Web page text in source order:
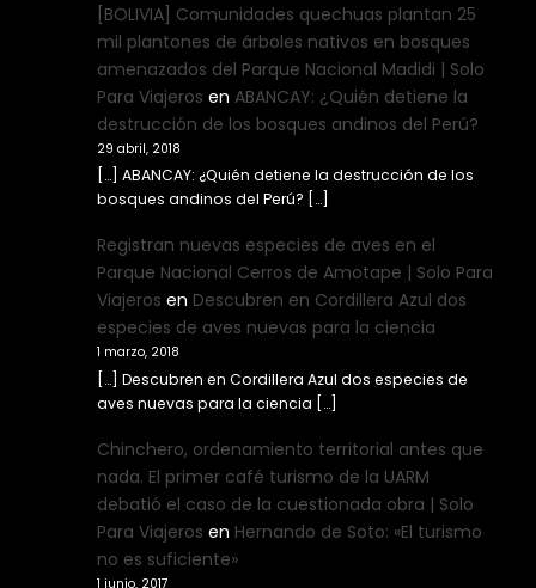
[BOLIVIA] Comunidades quechuas plantan 25
mil plantones de árboles nativos en bosques
amenazados del Parque Nacional Madidi | Solo
Para Viajeros en ABANCAY: ¿Quién detiene la
destrucción de los bosques andinos del Perú?
29 abril, 2018
[…] ABANCAY: ¿Quién detiene la destrucción de los
bosques andinos del Perú? […]
Registran nuevas especies de aves en el
Parque Nacional Cerros de Amotape | Solo Para
Viajeros en Descubren en Cordillera Azul dos
especies de aves nuevas para la ciencia
1 marzo, 2018
[…] Descubren en Cordillera Azul dos especies de
aves nuevas para la ciencia […]
Chinchero, ordenamiento territorial antes que
nada. El primer café turismo de la UARM
debatió el caso de la cuestionada obra | Solo
Para Viajeros en Hernando de Soto: «El turismo
no es suficiente»
1 junio, 2017